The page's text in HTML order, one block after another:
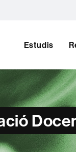
Estudis